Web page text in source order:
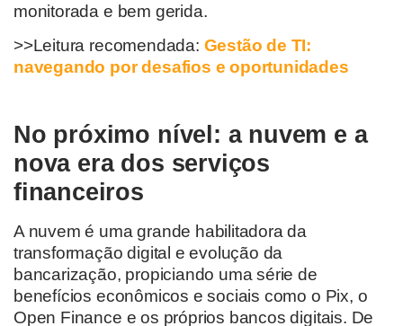
monitorada e bem gerida.
>>Leitura recomendada: Gestão de TI:
navegando por desafios e oportunidades
No próximo nível: a nuvem e a
nova era dos serviços
financeiros
A nuvem é uma grande habilitadora da
transformação digital e evolução da
bancarização, propiciando uma série de
benefícios econômicos e sociais como o Pix, o
Open Finance e os próprios bancos digitais. De